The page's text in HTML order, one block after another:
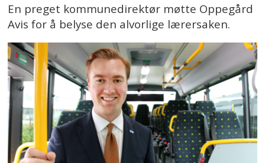
En preget kommunedirektør møtte Oppegård
Avis for å belyse den alvorlige lærersaken.